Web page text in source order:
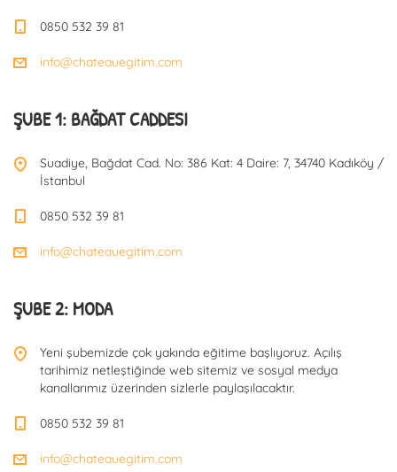
0850 532 39 81
info@chateauegitim.com
ŞUBE 1: BAĞDAT CADDESI
Suadiye, Bağdat Cad. No: 386 Kat: 4 Daire: 7, 34740 Kadıköy /
İstanbul
0850 532 39 81
info@chateauegitim.com
ŞUBE 2: MODA
Yeni şubemizde çok yakında eğitime başlıyoruz. Açılış
tarihimiz netleştiğinde web sitemiz ve sosyal medya
kanallarımız üzerinden sizlerle paylaşılacaktır.
0850 532 39 81
info@chateauegitim.com